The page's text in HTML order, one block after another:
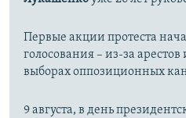
Первые акции протеста
голосования – из-за
выборах оппозиционных
9 августа, в день